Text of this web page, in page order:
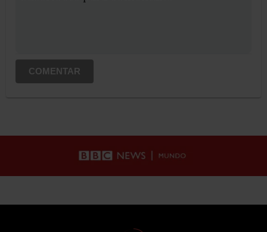
COMENTAR